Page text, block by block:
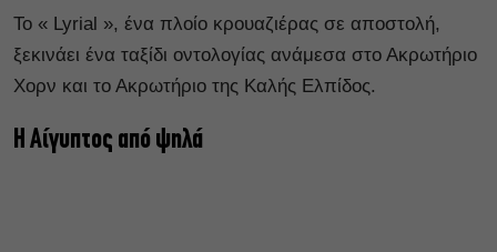
Το « Lyrial », ένα πλοίο κρουαζιέρας σε αποστολή,
ξεκινάει ένα ταξίδι οντολογίας ανάμεσα στο Ακρωτήριο
Χορν και το Ακρωτήριο της Καλής Ελπίδος.
Η Αίγυπτος από ψηλά